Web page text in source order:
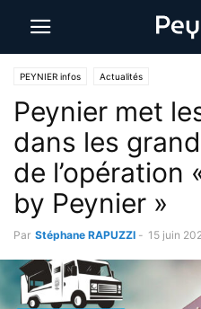
PEYNIER infos Actualités
Peynier met
dans les
de l’opération
by Peynier »
Par Stéphane RAPUZZI - 15 juin